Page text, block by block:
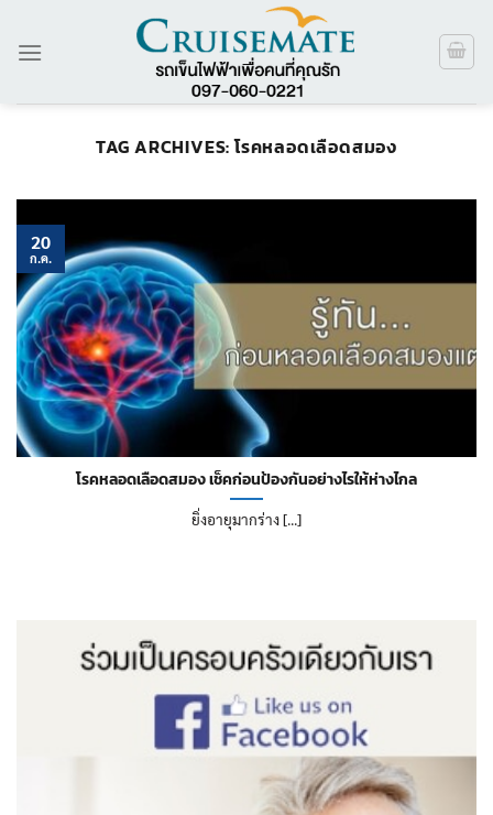
TAG ARCHIVES:โรคหลอดเลือดสมอง
โรคหลอดเลือดสมอง เช็คก่อนป้องกันอย่างไรให้ห่างไกล
ยิ่งอายุมากร่าง [...]
20
ก.ค.